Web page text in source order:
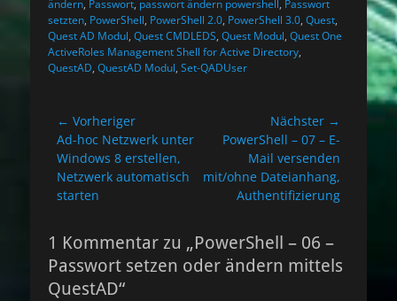
ändern, Passwort, passwort ändern powershell, Passwort
setzten, PowerShell, PowerShell 2.0, PowerShell 3.0, Quest,
Quest AD Modul, Quest CMDLEDS, Quest Modul, Quest One
ActiveRoles Management Shell for Active Directory,
QuestAD, QuestAD Modul, Set-QADUser
Beitragsnavigation
← Vorheriger
Vorheriger
Beitrag:
Ad-hoc Netzwerk unter
Windows 8 erstellen,
Netzwerk automatisch
starten
Nächster →
Nächster
PowerShell – 07 – E-
Mail versenden
mit/ohne Dateianhang,
Authentifizierung
1 Kommentar zu „PowerShell – 06 –
Passwort setzen oder ändern mittels
QuestAD“